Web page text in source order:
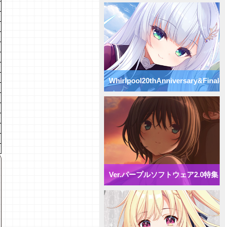
【研究員イチオシカード紹介
Vol.74】パープルソフトウェア
2.0【初心者向け】
【研究員イチオシカード紹介
Vol.73】パープルソフトウェア
2.0【初心者向け】
【研究員イチオシカード紹介
Vol.72】パープルソフトウェア
2.0【初心者向け】
【デッキ紹介】 様々な除去を駆
使して盤面崩壊！ パープルソフ
トウェア2.0 ミックス雪単デッ
【デッキ紹介】妨害と弱体化で動
きを制限せよ！ パープルソフト
ウェア2.0 ミックス月単デッキ
【デッキ紹介】 エリア多投で全
体強化！ パープルソフトウェア
2.0 ミックス花単デッキ
【デッキ紹介】 アイテム強化で
攻防一体！ パープルソフトウェ
ア2.0 ミックス宙単デッキ
【デッキ紹介】相打ち戦法でガン
ガン攻めろ！ パープルソフトウ
ェア2.0 ミックス日単デッキ
Whirlpool20thAnniversary&Finale!
特集
Ver.パープルソフトウェア2.0特集